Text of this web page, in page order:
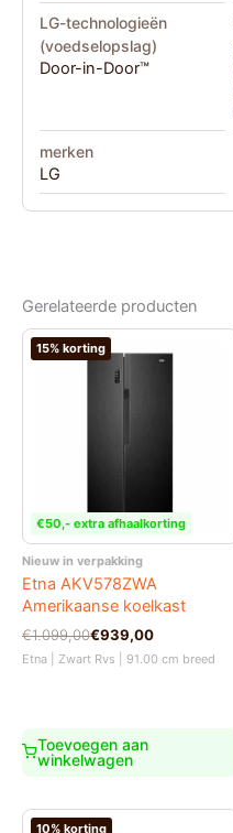
LG-technologieën
(voedselopslag)
Door-in-Door™
merken
LG
Gerelateerde producten
€50,- extra afhaalkorting
15% korting
Nieuw in verpakking
Etna AKV578ZWA
Amerikaanse koelkast
€1.099,00
Oorspronkelijke
prijs
was:
€939,00
Huidige
prijs
Etna | Zwart Rvs | 91.00 cm breed
Toevoegen aan
winkelwagen
10% korting